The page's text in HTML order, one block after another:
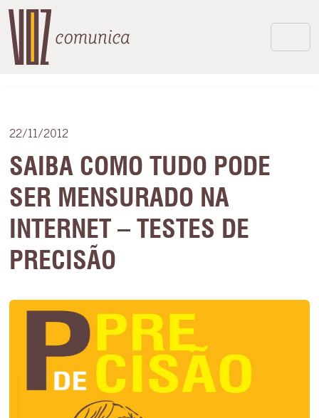
22/11/2012
SAIBA COMO TUDO PODE
SER MENSURADO NA
INTERNET – TESTES DE
PRECISÃO